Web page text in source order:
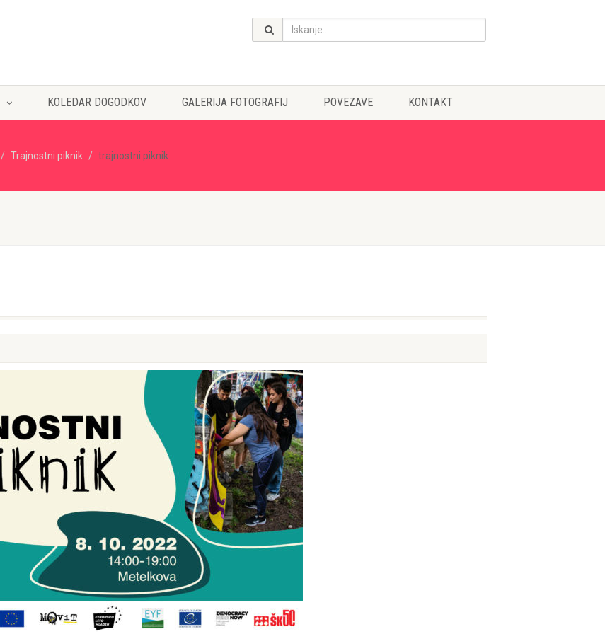
KOLEDAR DOGODKOV GALERIJA FOTOGRAFIJ POVEZAVE KONTAKT
Trajnostni piknik trajnostni piknik